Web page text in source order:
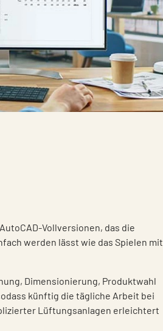
Vollversionen, das die
werden lässt wie das Spielen mit
Dimensionierung, Produktwahl
künftig die tägliche Arbeit bei
Lüftungsanlagen erleichtert